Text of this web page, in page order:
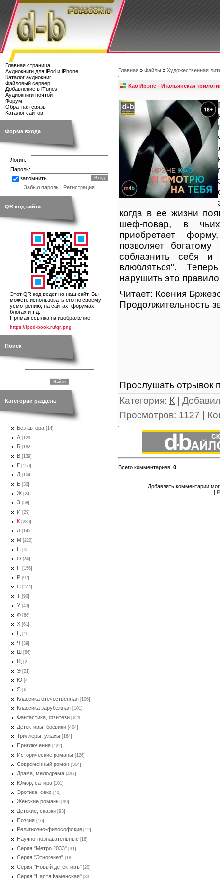
Главная страница
Аудиокниги для iPod и iPhone
Каталог аудиокниг
Файловый сервер
Добавление в iTunes
Аудиокниги почтой
Форум
Обратная связь
Каталог сайтов
Форма входа
Логин:
Пароль:
запомнить
Забыл пароль | Регистрация
QR код сайта
Этот QR код ведет на наш сайт. Вы
можете использовать его по своему
усмотрению, на сайтах, форумах,
блогах и т.д.
Прямая ссылка на изображение:
https://ipod-book.ru/qr.png
Поиск
Категории раздела
Без автора [14]
А [129]
Б [182]
В [139]
Г [150]
Д [104]
Е [30]
Ж [24]
З [58]
И [29]
К [280]
Л [145]
М [220]
Н [55]
О [36]
П [156]
Р [97]
С [182]
Т [90]
У [43]
Ф [66]
Х [61]
Ц [10]
Ч [39]
Ш [86]
Щ [2]
Э [21]
Ю [4]
Я [6]
Классика отечественная [106]
Классика зарубежная [101]
Фантастика, фэнтези [629]
Детективы, боевики [404]
Триллеры, ужасы [164]
Приключения [122]
Исторические романы [126]
Современный роман [314]
Драма, мелодрама [497]
Юмор, сатира [101]
Эротика, секс [40]
Женские романы [99]
Детские, сказки [93]
Поэзия [16]
Религиозно-философские [12]
Научно-познавательные [16]
Серия "Метро 2033" [31]
Серия "Этногенез" [18]
Серия "Новый детективъ" [20]
Серия "Настя Каменская" [33]
Главная » Файлы » Художественная
Као Ирэне - Итальянская
когда в ее жизни
шеф-повар, в
приобретает
позволяет
соблазнить себя
влюбляться".
нарушить это
Читает: Ксения
Продолжительность
Прослушать отрывок
Категория: К | Добавил
Просмотров: 1127 |
Всего комментариев: 0
Добавлять комментарии
[